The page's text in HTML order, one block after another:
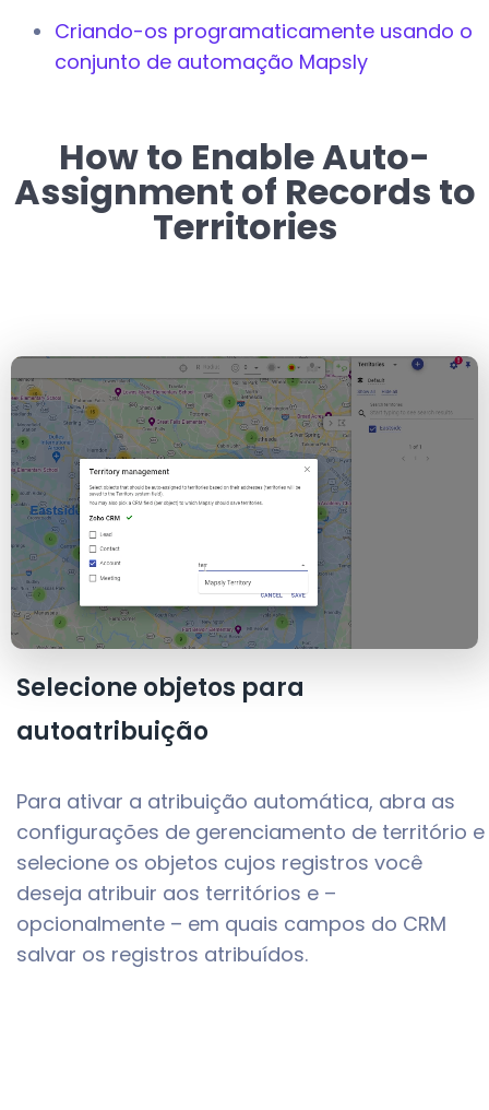
Criando-os programaticamente usando o
conjunto de automação Mapsly
How to Enable Auto-
Assignment of Records to
Territories
Selecione objetos para
autoatribuição
Para ativar a atribuição automática, abra as
configurações de gerenciamento de território e
selecione os objetos cujos registros você
deseja atribuir aos territórios e –
opcionalmente – em quais campos do CRM
salvar os registros atribuídos.